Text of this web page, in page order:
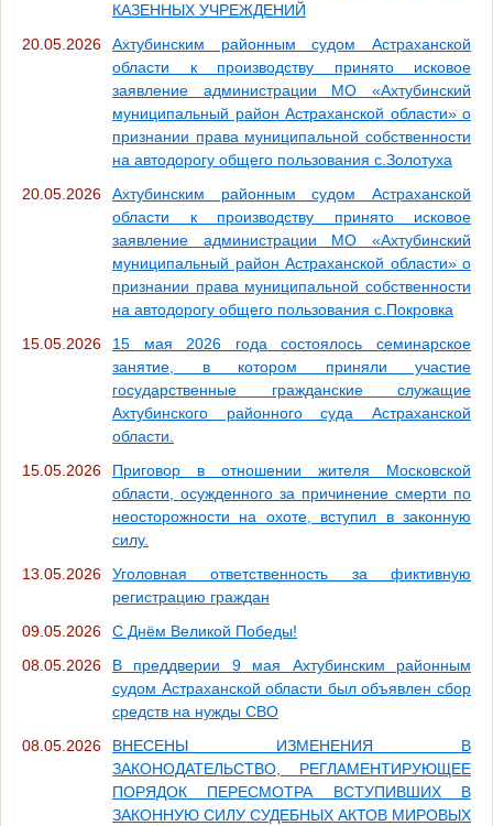
КАЗЕННЫХ УЧРЕЖДЕНИЙ
20.05.2026
Ахтубинским районным судом Астраханской
области к производству принято исковое
заявление администрации МО «Ахтубинский
муниципальный район Астраханской области» о
признании права муниципальной собственности
на автодорогу общего пользования с.Золотуха
20.05.2026
Ахтубинским районным судом Астраханской
области к производству принято исковое
заявление администрации МО «Ахтубинский
муниципальный район Астраханской области» о
признании права муниципальной собственности
на автодорогу общего пользования с.Покровка
15.05.2026
15 мая 2026 года состоялось семинарское
занятие, в котором приняли участие
государственные гражданские служащие
Ахтубинского районного суда Астраханской
области.
15.05.2026
Приговор в отношении жителя Московской
области, осужденного за причинение смерти по
неосторожности на охоте, вступил в законную
силу.
13.05.2026
Уголовная ответственность за фиктивную
регистрацию граждан
09.05.2026
С Днём Великой Победы!
08.05.2026
В преддверии 9 мая Ахтубинским районным
судом Астраханской области был объявлен сбор
средств на нужды СВО
08.05.2026
ВНЕСЕНЫ ИЗМЕНЕНИЯ В
ЗАКОНОДАТЕЛЬСТВО, РЕГЛАМЕНТИРУЮЩЕЕ
ПОРЯДОК ПЕРЕСМОТРА ВСТУПИВШИХ В
ЗАКОННУЮ СИЛУ СУДЕБНЫХ АКТОВ МИРОВЫХ